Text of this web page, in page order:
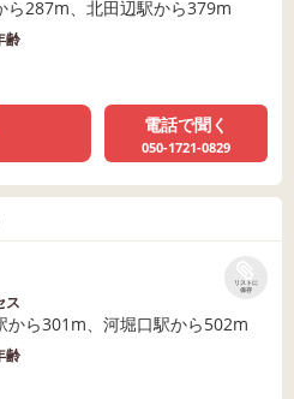
ら287m、北田辺駅から379m
齢
電話で聞く
050-1721-0829
リストに
保存
ス
から301m、河堀口駅から502m
齢